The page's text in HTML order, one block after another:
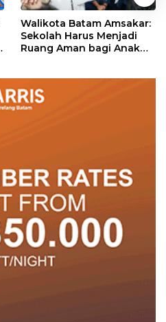
Walikota Batam Amsakar:
Sekolah Harus Menjadi
Ruang Aman bagi Anak